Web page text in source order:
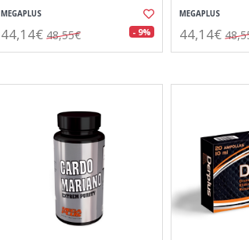
MEGAPLUS
44,14€ 48,55€ - 9%
MEGAPLUS
44,14€